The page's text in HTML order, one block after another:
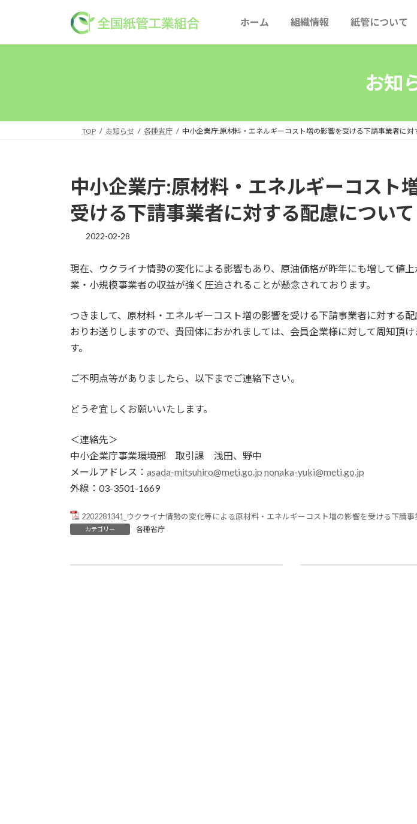
ッ
移
ホーム 組織情報
組合員企業・準会員企業・賛助会員
企業
紙管について
紙管が出来るまで
お知
TOP お知らせ 各種省庁 中小企業庁:原材料・エネルギーコスト増の影響を受ける下請事業者に対
中小企業庁:原材料・エネルギーコスト
受ける下請事業者に対する配慮について
2022-02-28
現在、ウクライナ情勢の変化による影響もあり、原油価格が昨年にも増して値
業・小規模事業者の収益が強く圧迫されることが懸念されております。
つきまして、原材料・エネルギーコスト増の影響を受ける下請事業者に対する
おりお送りしますので、貴団体におかれましては、会員企業様に対して周知頂
す。
ご不明点等がありましたら、以下までご連絡下さい。
どうぞ宜しくお願いいたします。
＜連絡先＞
中小企業庁事業環境部 取引課 浅田、野中
メールアドレス： asada-mitsuhiro@meti.go.jp nonaka-yuki@meti.go.jp
外線：03-3501-1669
2202281341_ウクライナ情勢の変化等による原材料・エネルギーコスト増の影響を受ける下請
カテゴリー 各種省庁